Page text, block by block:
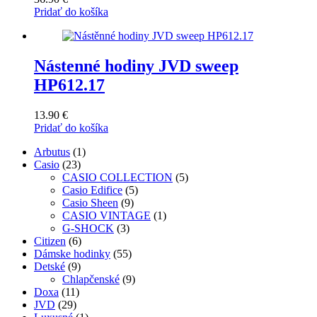
Pridať do košíka
Nástenné hodiny JVD sweep
HP612.17
13.90 €
Pridať do košíka
Arbutus 11
Casio 2323
produktov
CASIO COLLECTION 55
Casio Edifice 55
Casio Sheen 99
produktov
CASIO VINTAGE 11
G-SHOCK 33
Citizen 66
produktov
Dámske hodinky 5555
Detské 99
produktov
Chlapčenské 99
Doxa 1111
produktov
JVD 2929